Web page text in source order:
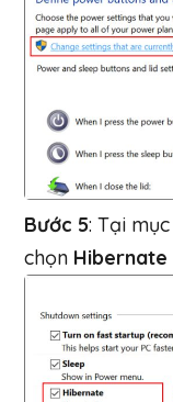
Bước 5: Tại mục
chọn Hibernate